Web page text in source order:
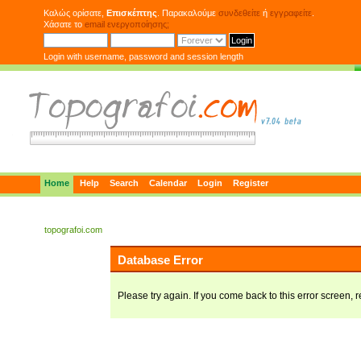
Καλώς ορίσατε, Επισκέπτης . Παρακαλούμε συνδεθείτε ή εγγραφείτε
Χάσατε το email ενεργοποίησης;
Login with username, password and session length
Home Help Search Calendar Login Register
topografoi.com
Database Error
Please try again. If you come back to this error screen,